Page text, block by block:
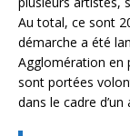
Au total, ce sont
démarche a été
Agglomération en
sont portées
dans le cadre